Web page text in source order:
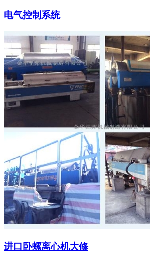
电气控制系统
进口卧螺离心机大修